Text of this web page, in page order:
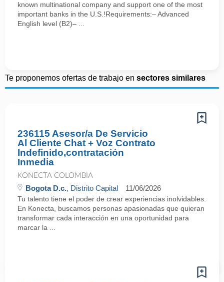
known multinational company and support one of the most
important banks in the U.S.!Requirements:– Advanced
English level (B2)– ...
Te proponemos ofertas de trabajo en sectores similares
236115 Asesor/a De Servicio
Al Cliente Chat + Voz Contrato
Indefinido,contratación
Inmedia
KONECTA COLOMBIA
Bogota D.c., Distrito Capital 11/06/2026
Tu talento tiene el poder de crear experiencias inolvidables.
En Konecta, buscamos personas apasionadas que quieran
transformar cada interacción en una oportunidad para
marcar la ...